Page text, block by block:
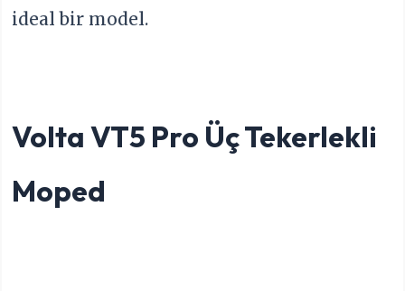
ideal bir model.
Volta VT5 Pro Üç Tekerlekli
Moped